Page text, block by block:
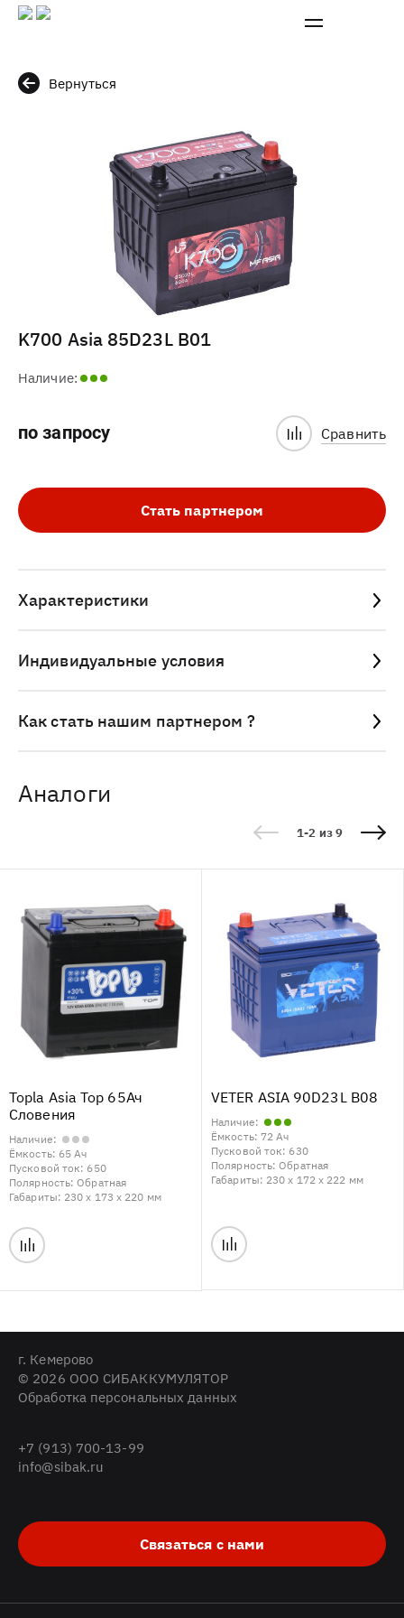
Вернуться
K700 Asia 85D23L B01
Наличие:
по запросу Сравнить
Стать партнером
Характеристики
Индивидуальные условия
Как стать нашим партнером ?
Аналоги
1-2 из 9
Topla Asia Top 65Ач
Словения
Наличие:
Ёмкость: 65 Ач
Пусковой ток: 650
Полярность:Обратная
Габариты: 230 x 173 x 220 мм
VETER ASIA 90D23L B08
Наличие:
Ёмкость: 72 Ач
Пусковой ток: 630
Полярность:Обратная
Габариты: 230 x 172 x 222 мм
г. Кемерово
© 2026 ООО СИБАККУМУЛЯТОР
Обработка персональных данных
+7 (913) 700-13-99
info@sibak.ru
Связаться с нами